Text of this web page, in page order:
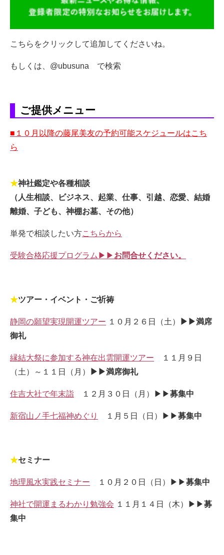
こちらをクリックして追加してくださいね。
もしくは、@ubusuna で検索
ご提供メニュー
■１０月以降の藤尾美友の予約可能スケジュールはこち
ら
★神社鑑定や各種相談
（人生相談、ビジネス、起業、仕事、引越、恋愛、結婚
離婚、子ども、神棚お墓、その他）
単発で相談したい方こちらから
受験合格応援プログラム▶▶ お問合せください。
★ツアー・イベント・ご祈祷
静岡の願望実現開運ツアー １０月２６日（土）
▶▶満席
御礼
縁結大祭に参加する神在出雲開運ツアー １１月９日
（土）～１１日（月）
▶▶満席御礼
住吉大社で年末詣 １２月３０日（月）▶▶募集中
新宿山ノ手七福神めぐり １月５日（日）▶▶募集中
★セミナー
地理風水実践セミナー １０月２０日（日）▶▶募集中
神社で開運まるわかり勉強会 １１月１４日（木）▶▶募
集中